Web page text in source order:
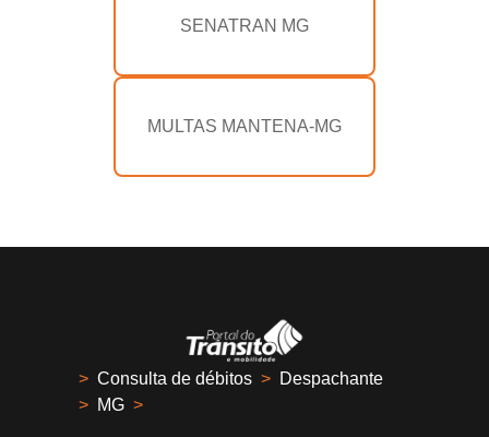
SENATRAN MG
MULTAS MANTENA-MG
> Consulta de débitos > Despachante
> MG >